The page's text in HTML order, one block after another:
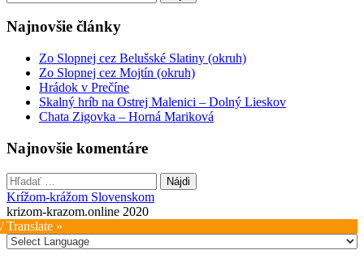
Najnovšie články
Zo Slopnej cez Belušské Slatiny (okruh)
Zo Slopnej cez Mojtín (okruh)
Hrádok v Prečíne
Skalný hríb na Ostrej Malenici – Dolný Lieskov
Chata Zigovka – Horná Mariková
Najnovšie komentáre
Hľadať:
Krížom-krážom Slovenskom
krizom-krazom.online 2020
Translate »